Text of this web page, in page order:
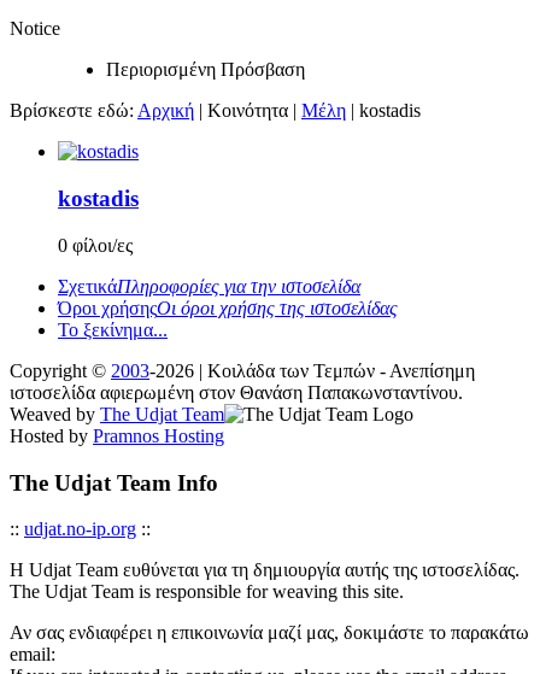
Notice
Περιορισμένη Πρόσβαση
Βρίσκεστε εδώ: Αρχική | Κοινότητα | Μέλη | kostadis
kostadis
0 φίλοι/ες
ΣχετικάΠληροφορίες για την ιστοσελίδα
Όροι χρήσηςΟι όροι χρήσης της ιστοσελίδας
Το ξεκίνημα...
Copyright © 2003-2026 | Κοιλάδα των Τεμπών - Ανεπίσημη
ιστοσελίδα αφιερωμένη στον Θανάση Παπακωνσταντίνου.
Weaved by The Udjat Team
Hosted by Pramnos Hosting
The Udjat Team Info
:: udjat.no-ip.org ::
Η Udjat Team ευθύνεται για τη δημιουργία αυτής της ιστοσελίδας.
The Udjat Team is responsible for weaving this site.
Αν σας ενδιαφέρει η επικοινωνία μαζί μας, δοκιμάστε το παρακάτω
email: